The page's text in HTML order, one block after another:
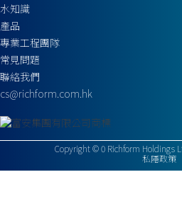
水知識
產品
專業工程團隊
常見問題
聯絡我們
cs@richform.com.hk
Copyright ©0 Richform Holdings
私隱政策